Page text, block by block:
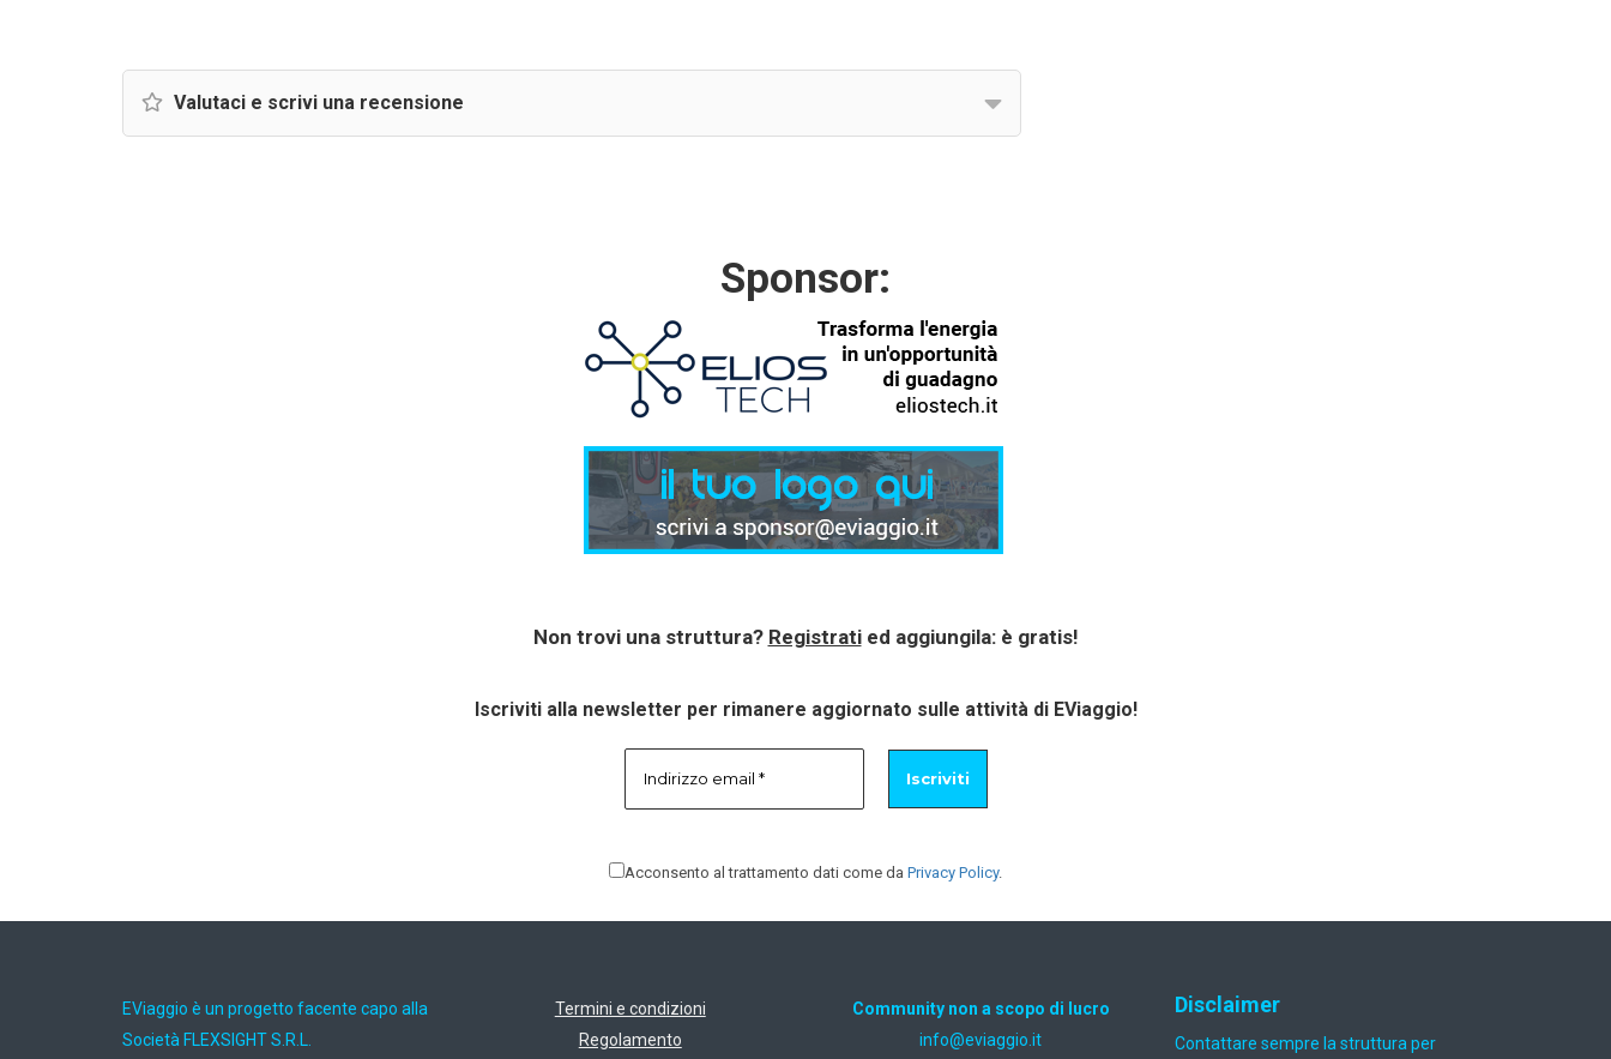
Valutaci e scrivi una recensione
Sponsor:
Non trovi una struttura? Registratied aggiungila: è gratis!
Iscriviti alla newsletter per rimanere aggiornato sulle attività di EViaggio!
Acconsento al trattamento dati come da Privacy Policy.
EViaggio è un progetto facente capo alla
Società FLEXSIGHT S.R.L.
Termini e condizioni
Regolamento
Community non a scopo di lucro
ti.oiggaive@ofni
Disclaimer
Contattare sempre la struttura per